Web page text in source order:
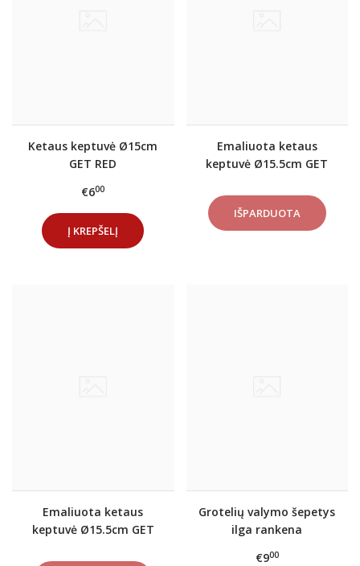
Ketaus keptuvė Ø15cm
GET RED
€600
Į KREPŠELĮ
Emaliuota ketaus
keptuvė Ø15.5cm GET
Emaliuota ketaus
keptuvė Ø15.5cm GET
Grotelių valymo šepetys
ilga rankena
€900